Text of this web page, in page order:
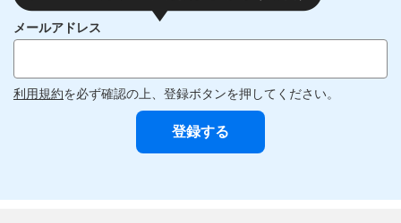
メールアドレス
利用規約を必ず確認の上、登録ボタンを押してください。